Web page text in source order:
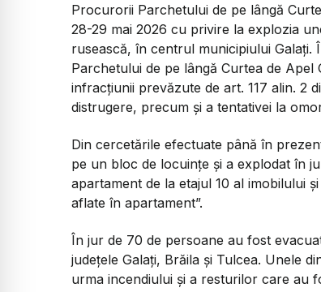
Procurorii Parchetului de pe lângă
28-29 mai 2026 cu privire la explozia
rusească, în centrul municipiului
Parchetului de pe lângă Curtea de
infracțiunii prevăzute de art. 117 alin. 2
distrugere, precum și a tentativei la
Din cercetările efectuate până în
pe un bloc de locuințe și a explodat în
apartament de la etajul 10 al imobilului
aflate în apartament”.
În jur de 70 de persoane au fost
județele Galați, Brăila și Tulcea. Unele
urma incendiului și a resturilor care au